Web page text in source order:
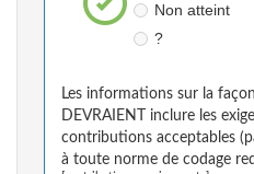
Non atteint
?
Les informations sur la
DEVRAIENT inclure les
contributions acceptables
à toute norme de codage